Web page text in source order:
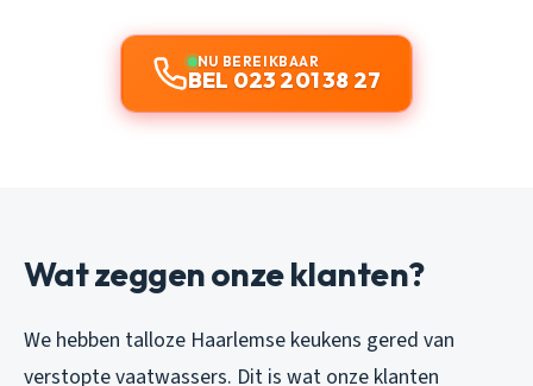
NU BEREIKBAAR
BEL 023 201 38 27
Wat zeggen onze klanten?
We hebben talloze Haarlemse keukens gered van
verstopte vaatwassers. Dit is wat onze klanten